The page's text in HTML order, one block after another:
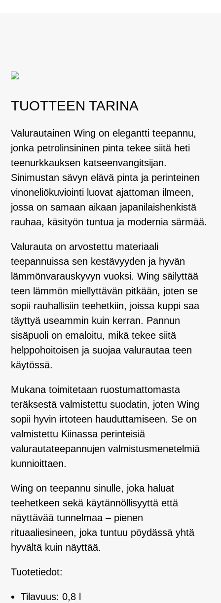
TUOTTEEN TARINA
Valurautainen Wing on elegantti teepannu,
jonka petrolinsininen pinta tekee siitä heti
teenurkkauksen katseenvangitsijan.
Sinimustan sävyn elävä pinta ja perinteinen
vinoneliökuviointi luovat ajattoman ilmeen,
jossa on samaan aikaan japanilaishenkistä
rauhaa, käsityön tuntua ja modernia särmää.
Valurauta on arvostettu materiaali
teepannuissa sen kestävyyden ja hyvän
lämmönvarauskyvyn vuoksi. Wing säilyttää
teen lämmön miellyttävän pitkään, joten se
sopii rauhallisiin teehetkiin, joissa kuppi saa
täyttyä useammin kuin kerran. Pannun
sisäpuoli on emaloitu, mikä tekee siitä
helppohoitoisen ja suojaa valurautaa teen
käytössä.
Mukana toimitetaan ruostumattomasta
teräksestä valmistettu suodatin, joten Wing
sopii hyvin irtoteen hauduttamiseen. Se on
valmistettu Kiinassa perinteisiä
valurautateepannujen valmistusmenetelmiä
kunnioittaen.
Wing on teepannu sinulle, joka haluat
teehetkeen sekä käytännöllisyyttä että
näyttävää tunnelmaa – pienen
rituaaliesineen, joka tuntuu pöydässä yhtä
hyvältä kuin näyttää.
Tuotetiedot:
Tilavuus: 0,8 l